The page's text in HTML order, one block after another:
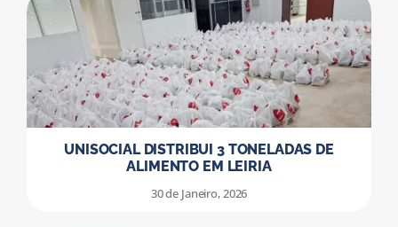
UNISOCIAL DISTRIBUI 3 TONELADAS DE
ALIMENTO EM LEIRIA
30 de Janeiro, 2026